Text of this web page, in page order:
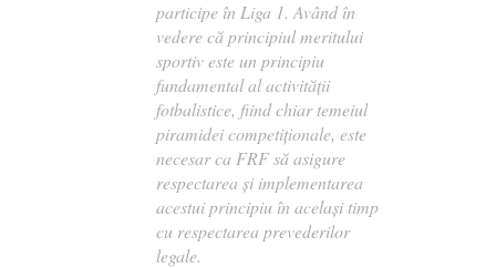
participe în Liga 1. Având în
vedere că principiul meritului
sportiv este un principiu
fundamental al activităţii
fotbalistice, fiind chiar temeiul
piramidei competiţionale, este
necesar ca FRF să asigure
respectarea şi implementarea
acestui principiu în acelaşi timp
cu respectarea prevederilor
legale.